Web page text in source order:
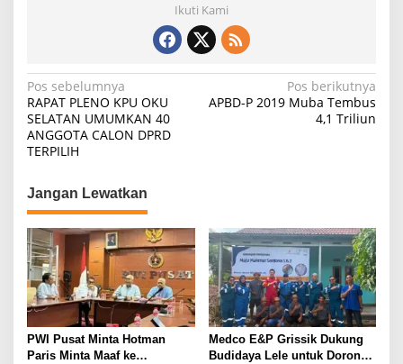
Ikuti Kami
N
a
v
g
a
s
i
p
o
s
Pos sebelumnya
RAPAT PLENO KPU OKU
SELATAN UMUMKAN 40
ANGGOTA CALON DPRD
TERPILIH
Pos berikutnya
APBD-P 2019 Muba Tembus
4,1 Triliun
Jangan Lewatkan
PWI Pusat Minta Hotman
Paris Minta Maaf ke
Medco E&P Grissik Dukung
Budidaya Lele untuk Dorong